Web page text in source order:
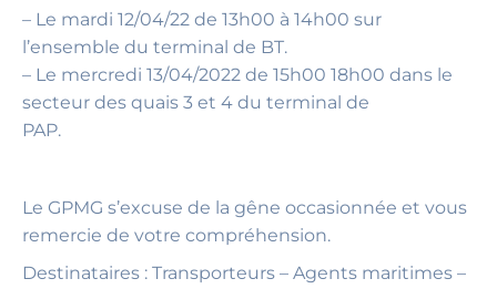
– Le mardi 12/04/22 de 13h00 à 14h00 sur
l’ensemble du terminal de BT.
– Le mercredi 13/04/2022 de 15h00 18h00 dans le
secteur des quais 3 et 4 du terminal de
PAP.
Le GPMG s’excuse de la gêne occasionnée et vous
remercie de votre compréhension.
Destinataires : Transporteurs – Agents maritimes –